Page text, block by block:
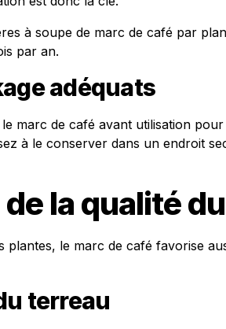
à soupe de marc de café par
par an.
adéquats
marc de café avant utilisation
à le conserver dans un endroit
la qualité
plantes, le marc de café favorise
terreau